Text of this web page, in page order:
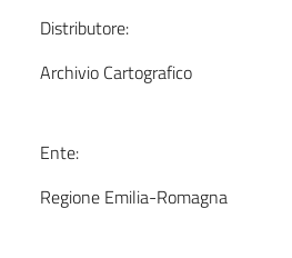
Distributore:
Archivio Cartografico
Ente:
Regione Emilia-Romagna